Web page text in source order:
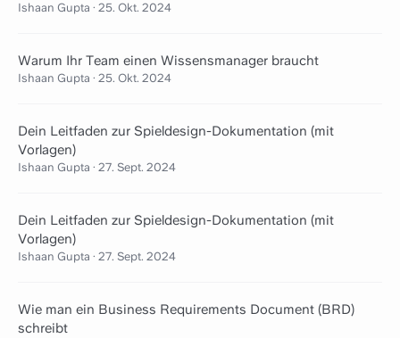
Ishaan Gupta · 25. Okt. 2024
Warum Ihr Team einen Wissensmanager braucht
Ishaan Gupta · 25. Okt. 2024
Dein Leitfaden zur Spieldesign-Dokumentation (mit
Vorlagen)
Ishaan Gupta · 27. Sept. 2024
Dein Leitfaden zur Spieldesign-Dokumentation (mit
Vorlagen)
Ishaan Gupta · 27. Sept. 2024
Wie man ein Business Requirements Document (BRD)
schreibt